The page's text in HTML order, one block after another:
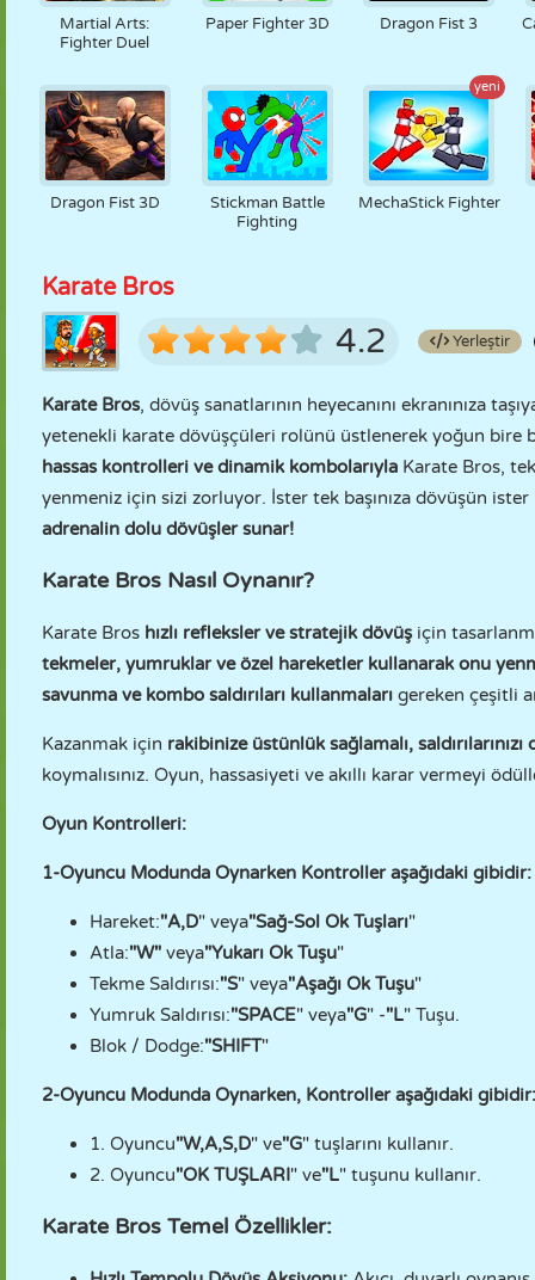
Martial Arts:
Fighter Duel
Paper Fighter 3D Dragon Fist 3
Dragon Fist 3D
Stickman Battle
Fighting
yeni
MechaStick Fighter
Karate Bros
4.2 Yerleştir
Karate Bros, dövüş sanatlarının heyecanını ekranınıza
yetenekli karate dövüşçüleri rolünü üstlenerek yoğun bire
hassas kontrolleri ve dinamik kombolarıyla Karate Bros,
yenmeniz için sizi zorluyor. İster tek başınıza dövüşün
adrenalin dolu dövüşler sunar!
Karate Bros Nasıl Oynanır?
Karate Bros hızlı refleksler ve stratejik dövüşiçin
tekmeler, yumruklar ve özel hareketler kullanarak onu
savunma ve kombo saldırıları kullanmaları gereken çeşitli
Kazanmak için rakibinize üstünlük sağlamalı,
koymalısınız. Oyun, hassasiyeti ve akıllı karar vermeyi
Oyun Kontrolleri:
1-Oyuncu Modunda Oynarken Kontroller aşağıdaki gibidir:
Hareket:"A,D" veya"Sağ-Sol Ok Tuşları"
Atla:"W" veya"Yukarı Ok Tuşu"
Tekme Saldırısı:"S" veya"Aşağı Ok Tuşu"
Yumruk Saldırısı:"SPACE" veya"G" -"L" Tuşu.
Blok / Dodge:"SHIFT"
2-Oyuncu Modunda Oynarken, Kontroller aşağıdaki gibidir:
1. Oyuncu"W,A,S,D" ve"G" tuşlarını kullanır.
2. Oyuncu"OK TUŞLARI" ve"L" tuşunu kullanır.
Karate Bros Temel Özellikler: